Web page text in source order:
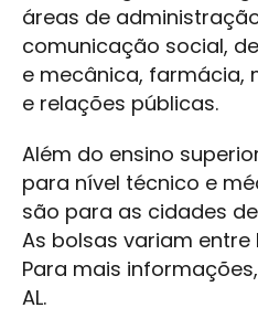
áreas de
comunicação social,
e mecânica, farmácia,
e relações públicas.
Além do ensino
para nível técnico e
são para as cidades
As bolsas variam entre
Para mais
AL.